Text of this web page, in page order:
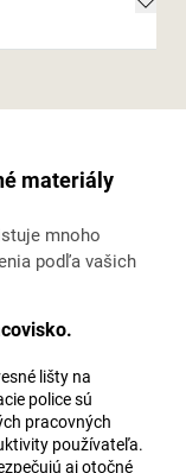
materiály
mnoho
podľa vašich
lišty na
police sú
pracovných
používateľa.
aj otočné